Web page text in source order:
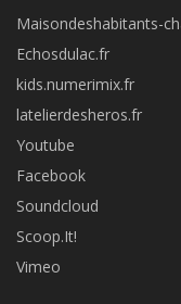
Maisondeshabitants-
Echosdulac.fr
kids.numerimix.fr
latelierdesheros.fr
Youtube
Facebook
Soundcloud
Scoop.It!
Vimeo